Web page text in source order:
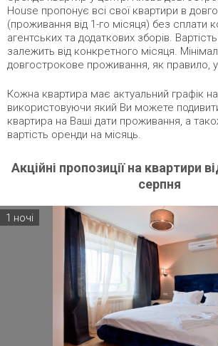
House пропонує всі свої квартири в
(проживання від 1-го місяця) без сплати
агентських та додаткових зборів.
залежить від конкретного місяця.
довгострокове проживання, як правило,
Кожна квартира має актуальний графік
використовуючи який Ви можете
квартира на Ваші дати проживання, а
вартість оренди на місяць.
Акційні пропозиції на квартири
серпня
1 ночі